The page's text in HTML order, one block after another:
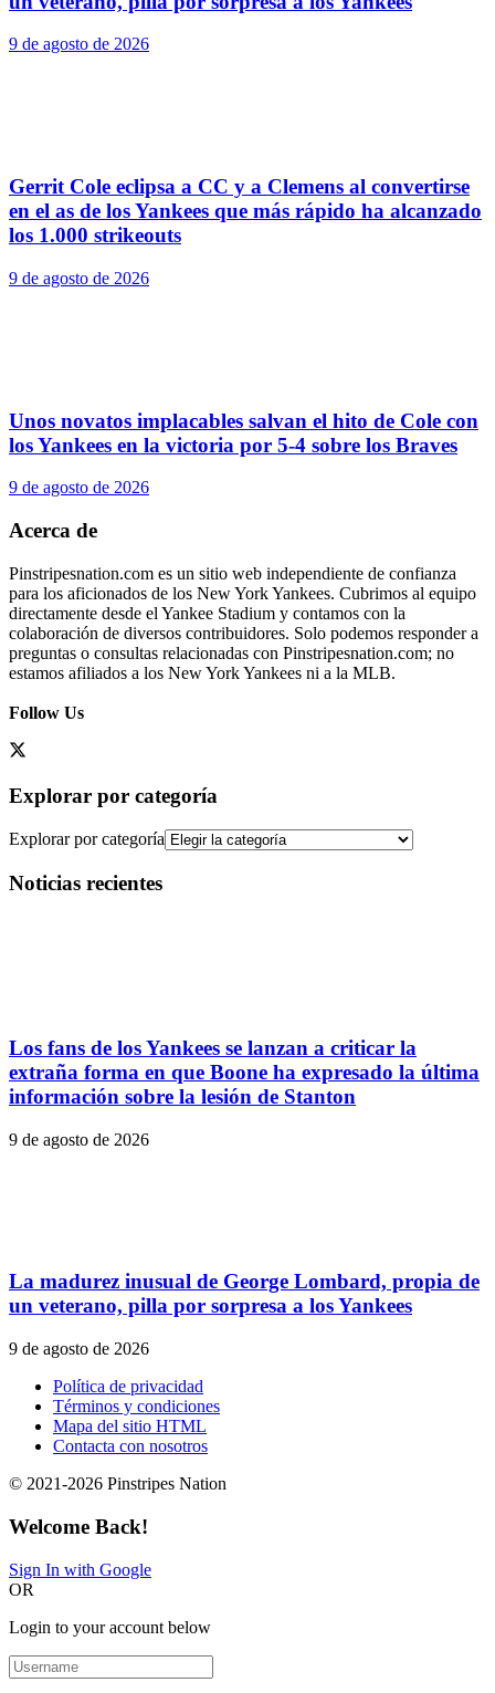
9 de agosto de 2026
Gerrit Cole eclipsa a CC y a Clemens al convertirse
en el as de los Yankees que más rápido ha alcanzado
los 1.000 strikeouts
9 de agosto de 2026
Unos novatos implacables salvan el hito de Cole con
los Yankees en la victoria por 5-4 sobre los Braves
9 de agosto de 2026
Acerca de
Pinstripesnation.com es un sitio web independiente de confianza
para los aficionados de los New York Yankees. Cubrimos al equipo
directamente desde el Yankee Stadium y contamos con la
colaboración de diversos contribuidores. Solo podemos responder a
preguntas o consultas relacionadas con Pinstripesnation.com; no
estamos afiliados a los New York Yankees ni a la MLB.
Follow Us
Explorar por categoría
Explorar por categoría
Noticias recientes
Los fans de los Yankees se lanzan a criticar la
extraña forma en que Boone ha expresado la última
información sobre la lesión de Stanton
9 de agosto de 2026
La madurez inusual de George Lombard, propia de
un veterano, pilla por sorpresa a los Yankees
9 de agosto de 2026
Política de privacidad
Términos y condiciones
Mapa del sitio HTML
Contacta con nosotros
© 2021-2026 Pinstripes Nation
Welcome Back!
Sign In with Google
OR
Login to your account below